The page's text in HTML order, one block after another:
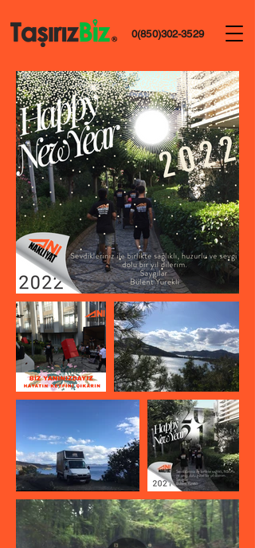
0(850)302-3529